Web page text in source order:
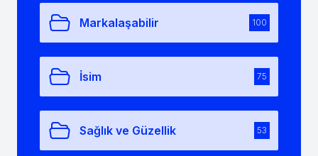
Markalaşabilir 100
İsim 75
Sağlık ve Güzellik 53